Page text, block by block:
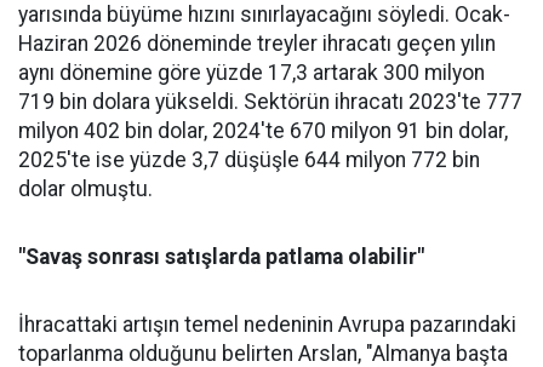
yarısında büyüme hızını sınırlayacağını söyledi. Ocak-
Haziran 2026 döneminde treyler ihracatı geçen yılın
aynı dönemine göre yüzde 17,3 artarak 300 milyon
719 bin dolara yüksel­di. Sektörün ihracatı 2023'te 777
milyon 402 bin dolar, 2024'te 670 milyon 91 bin dolar,
2025'te ise yüzde 3,7 düşüşle 644 milyon 772 bin
dolar olmuştu.
"Savaş sonrası satışlarda patlama olabilir"
İhracattaki artışın temel nede­ninin Avrupa pazarındaki
topar­lanma olduğunu belirten Arslan, "Almanya başta